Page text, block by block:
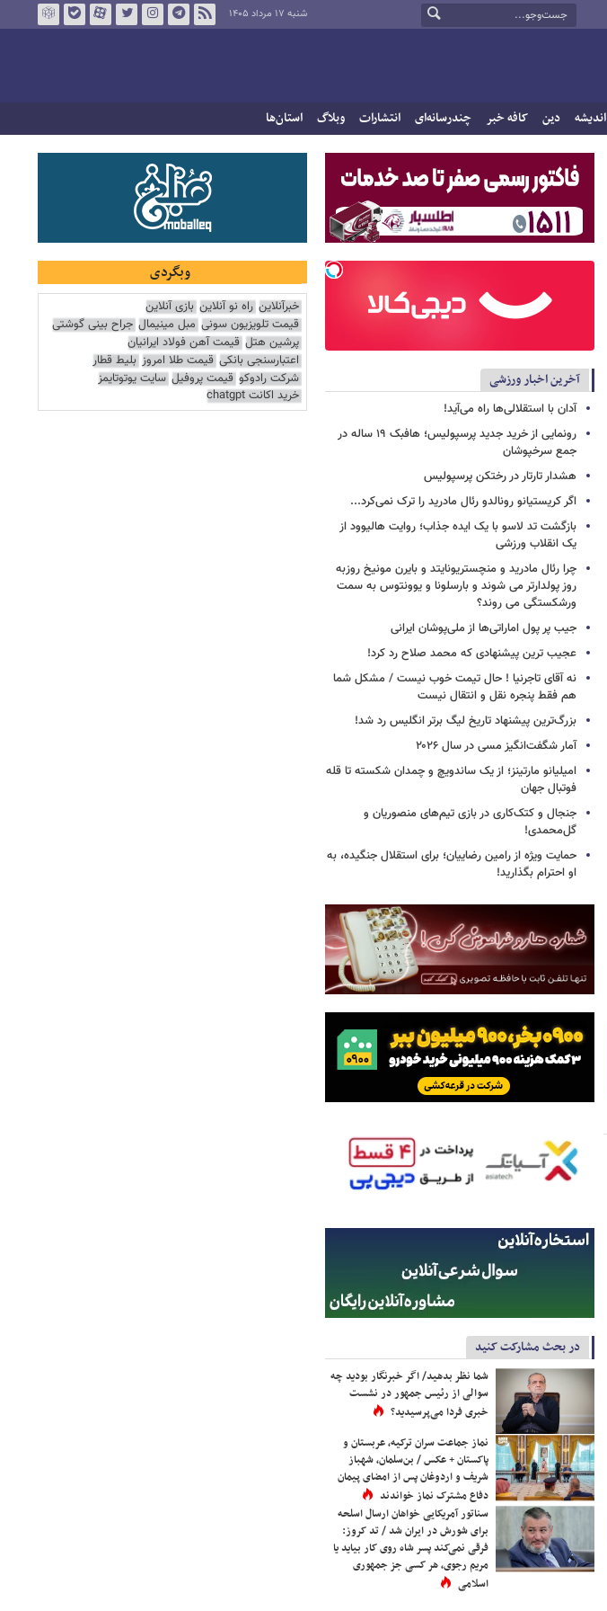
شنبه ۱۷ مرداد ۱۴۰۵
اندیشه دین کافه خبر چندرسانه‌ای انتشارات وبلاگ استان‌ها
آخرین اخبار ورزشی
آدان با استقلالی‌ها راه می‌آید!
رونمایی از خرید جدید پرسپولیس؛ هافبک ۱۹ ساله در
جمع سرخپوشان
هشدار تارتار در رختکن پرسپولیس
اگر کریستیانو رونالدو رئال مادرید را ترک نمی‌کرد...
بازگشت تد لاسو با یک ایده جذاب؛ روایت هالیوود از
یک انقلاب ورزشی
چرا رئال مادرید و منچستریونایتد و بایرن مونیخ روزبه
روز پولدارتر می شوند و بارسلونا و یوونتوس به سمت
ورشکستگی می روند؟
جیب پر پول اماراتی‌ها از ملی‌پوشان ایرانی
عجیب ترین پیشنهادی که محمد صلاح رد کرد!
نه آقای تاجرنیا ! حال تیمت خوب نیست / مشکل شما
هم فقط پنجره نقل و انتقال نیست
بزرگ‌ترین پیشنهاد تاریخ لیگ برتر انگلیس رد شد!
آمار شگفت‌انگیز مسی در سال ۲۰۲۶
امیلیانو مارتینز؛ از یک ساندویچ و چمدان شکسته تا قله
فوتبال جهان
جنجال و کتک‌کاری در بازی تیم‌های منصوریان و
گل‌محمدی!
حمایت ویژه از رامین رضاییان؛ برای استقلال جنگیده، به
او احترام بگذارید!
در بحث مشارکت کنید
شما نظر بدهید/ اگر خبرنگار بودید چه
سوالی از رئیس جمهور در نشست
خبری فردا می‌پرسیدید؟
نماز جماعت سران ترکیه، عربستان و
پاکستان + عکس / بن‌سلمان، شهباز
شریف و اردوغان پس از امضای پیمان
دفاع مشترک نماز خواندند
سناتور آمریکایی خواهان ارسال اسلحه
برای شورش در ایران شد / تد کروز:
فرقی نمی‌کند پسر شاه روی کار بیاید یا
مریم رجوی، هر کسی جز جمهوری
اسلامی
وبگردی
خبرآنلاین راه نو آنلاین بازی آنلاین
قیمت تلویزیون سونی مبل مینیمال جراح بینی گوشتی
پرشین هتل قیمت آهن فولاد ایرانیان
اعتبارسنجی بانکی قیمت طلا امروز بلیط قطار
شرکت رادوکو قیمت پروفیل سایت یوتوتایمز
خرید اکانت chatgpt